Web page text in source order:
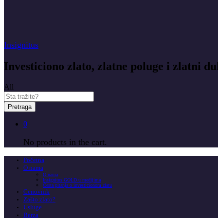
Insignitus
Investiciono zlato, zlatne poluge i zlatni
All
Pretraga
0
No products in the cart.
Početna
O nama
O nama
Insignitus GOLD u medijima
Česta pitanja o investicionom zlatu
Cenovnik
Zašto zlato?
Usluge
Berza